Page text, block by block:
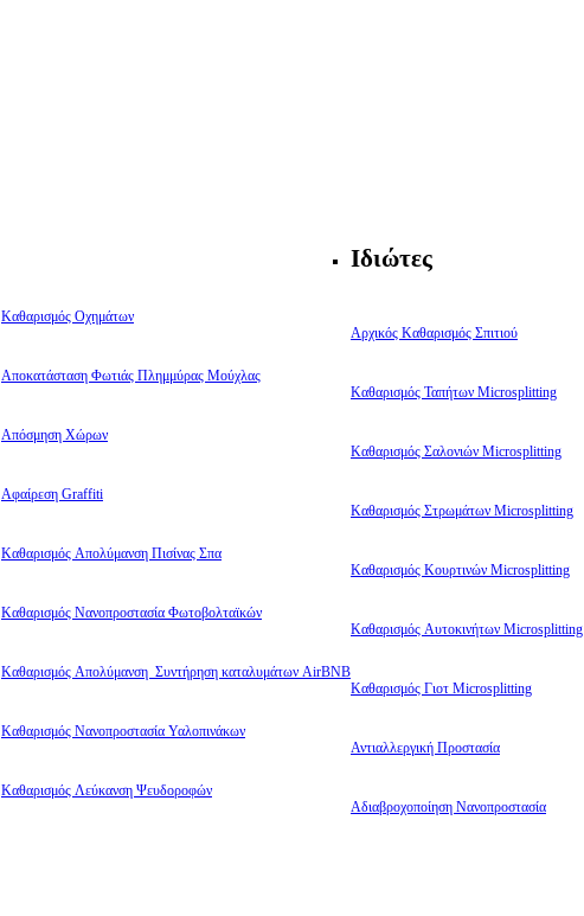
Καθαρισμός Οχημάτων
Αποκατάσταση Φωτιάς Πλημμύρας Μούχλας
Απόσμηση Χώρων
Αφαίρεση Graffiti
Καθαρισμός Απολύμανση Πισίνας Σπα
Καθαρισμός Νανοπροστασία Φωτοβολταϊκών
Καθαρισμός Απολύμανση Συντήρηση καταλυμάτων AirBNB
Καθαρισμός Νανοπροστασία Υαλοπινάκων
Καθαρισμός Λεύκανση Ψευδοροφών
Ιδιώτες
Αρχικός Καθαρισμός Σπιτιού
Καθαρισμός Ταπήτων Microsplitting
Καθαρισμός Σαλονιών Microsplitting
Καθαρισμός Στρωμάτων Microsplitting
Καθαρισμός Κουρτινών Microsplitting
Καθαρισμός Αυτοκινήτων Microsplitting
Καθαρισμός Γιοτ Microsplitting
Αντιαλλεργική Προστασία
Αδιαβροχοποίηση Νανοπροστασία